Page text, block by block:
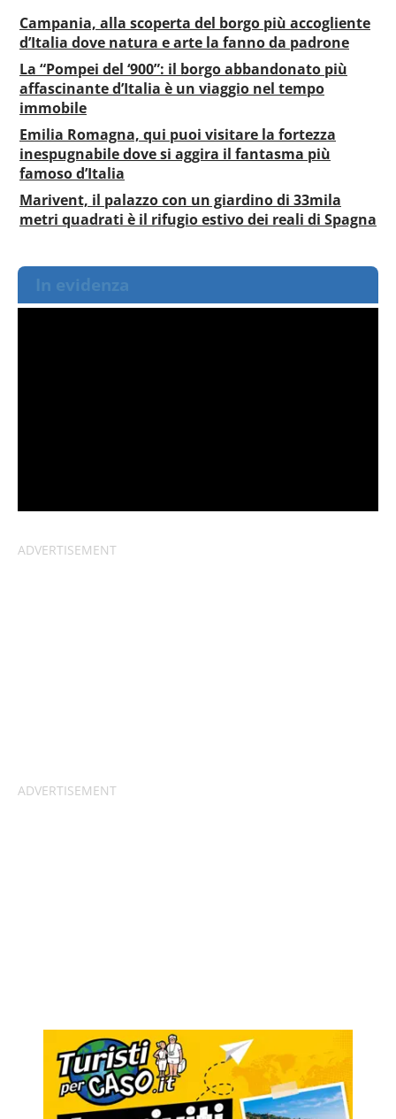
Campania, alla scoperta del borgo più accogliente
d’Italia dove natura e arte la fanno da padrone
La “Pompei del ‘900”: il borgo abbandonato più
affascinante d’Italia è un viaggio nel tempo
immobile
Emilia Romagna, qui puoi visitare la fortezza
inespugnabile dove si aggira il fantasma più
famoso d’Italia
Marivent, il palazzo con un giardino di 33mila
metri quadrati è il rifugio estivo dei reali di Spagna
In evidenza